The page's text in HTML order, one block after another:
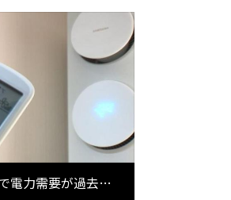
電力需要が過去最